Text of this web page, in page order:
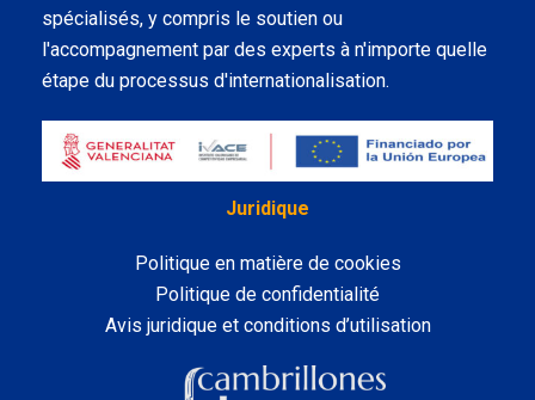
spécialisés, y compris le soutien ou
l'accompagnement par des experts à n'importe quelle
étape du processus d'internationalisation.
Juridique
Politique en matière de cookies
Politique de confidentialité
Avis juridique et conditions d’utilisation